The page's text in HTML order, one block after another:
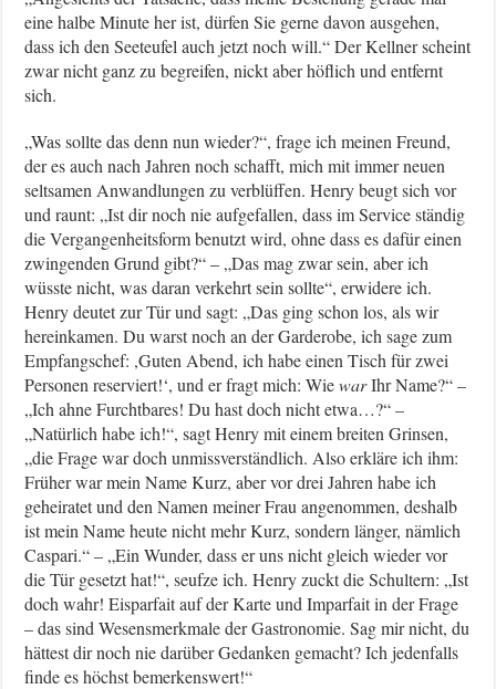
eine halbe Minute her ist, dürfen Sie gerne davon ausgehen,
dass ich den Seeteufel auch jetzt noch will.“ Der Kellner scheint
zwar nicht ganz zu begreifen, nickt aber höflich und entfernt
sich.
„Was sollte das denn nun wieder?“, frage ich meinen Freund,
der es auch nach Jahren noch schafft, mich mit immer neuen
seltsamen Anwandlungen zu verblüffen. Henry beugt sich vor
und raunt: „Ist dir noch nie aufgefallen, dass im Service ständig
die Vergangenheitsform benutzt wird, ohne dass es dafür einen
zwingenden Grund gibt?“ – „Das mag zwar sein, aber ich
wüsste nicht, was daran verkehrt sein sollte“, erwidere ich.
Henry deutet zur Tür und sagt: „Das ging schon los, als wir
hereinkamen. Du warst noch an der Garderobe, ich sage zum
Empfangschef: ,Guten Abend, ich habe einen Tisch für zwei
Personen reserviert!‘, und er fragt mich: WiewarIhr Name?“ –
„Ich ahne Furchtbares! Du hast doch nicht etwa…?“ –
„Natürlich habe ich!“, sagt Henry mit einem breiten Grinsen,
„die Frage war doch unmissverständlich. Also erkläre ich ihm:
Früher war mein Name Kurz, aber vor drei Jahren habe ich
geheiratet und den Namen meiner Frau angenommen, deshalb
ist mein Name heute nicht mehr Kurz, sondern länger, nämlich
Caspari.“ – „Ein Wunder, dass er uns nicht gleich wieder vor
die Tür gesetzt hat!“, seufze ich. Henry zuckt die Schultern: „Ist
doch wahr! Eisparfait auf der Karte und Imparfait in der Frage
– das sind Wesensmerkmale der Gastronomie. Sag mir nicht, du
hättest dir noch nie darüber Gedanken gemacht? Ich jedenfalls
finde es höchst bemerkenswert!“